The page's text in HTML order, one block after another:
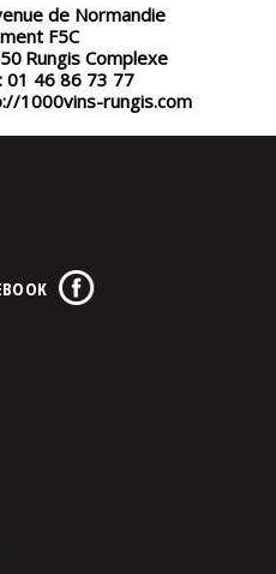
de Normandie
F5C
Rungis Complexe
01 46 86 73 77
1000vins-rungis.com